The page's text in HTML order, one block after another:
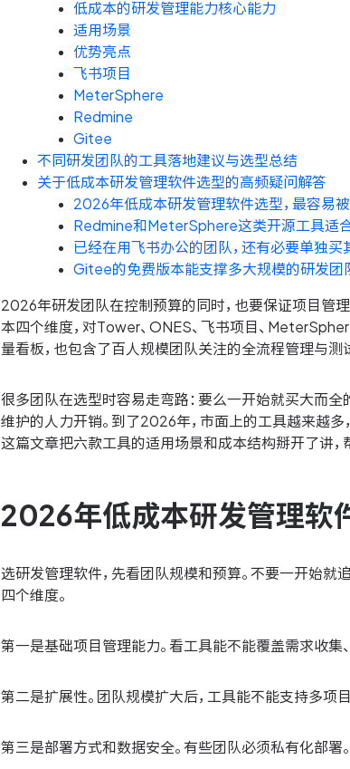
低成本的研发管理能力核心能力
适用场景
优势亮点
飞书项目
MeterSphere
Redmine
Gitee
不同研发团队的工具落地建议与选型总结
关于低成本研发管理软件选型的高频疑问解答
2026年低成本研发管理软件选型，最容易
Redmine和MeterSphere这类开源工具适
已经在用飞书办公的团队，还有必要单独买
Gitee的免费版本能支撑多大规模的研发团
2026年研发团队在控制预算的同时，也要保证项目管
本四个维度，对Tower、ONES、飞书项目、
量看板，也包含了百人规模团队关注的全流程管理与测
很多团队在选型时容易走弯路：要么一开始就买大而全
维护的人力开销。到了2026年，市面上的工具越来越
这篇文章把六款工具的适用场景和成本结构掰开了讲
2026年低成本研发管理软
选研发管理软件，先看团队规模和预算。不要一开始就
四个维度。
第一是基础项目管理能力。看工具能不能覆盖需求收集
第二是扩展性。团队规模扩大后，工具能不能支持多项
第三是部署方式和数据安全。有些团队必须私有化部署